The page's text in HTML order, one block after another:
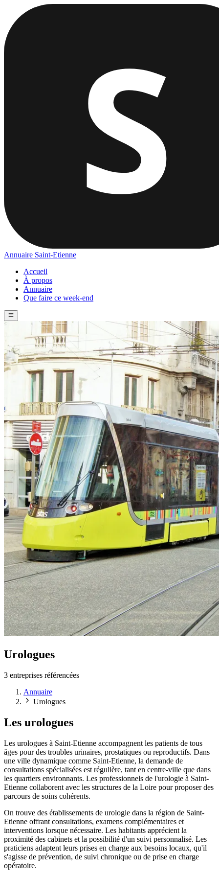
Annuaire Saint-Etienne
Accueil
À propos
Annuaire
Que faire ce week-end
Urologues
3 entreprises référencées
Annuaire
Urologues
Les urologues
Les urologues à Saint-Etienne accompagnent les patients de tous
âges pour des troubles urinaires, prostatiques ou reproductifs. Dans
une ville dynamique comme Saint-Etienne, la demande de
consultations spécialisées est régulière, tant en centre-ville que dans
les quartiers environnants. Les professionnels de l'urologie à Saint-
Etienne collaborent avec les structures de la Loire pour proposer des
parcours de soins cohérents.
On trouve des établissements de urologie dans la région de Saint-
Etienne offrant consultations, examens complémentaires et
interventions lorsque nécessaire. Les habitants apprécient la
proximité des cabinets et la possibilité d'un suivi personnalisé. Les
praticiens adaptent leurs prises en charge aux besoins locaux, qu'il
s'agisse de prévention, de suivi chronique ou de prise en charge
opératoire.